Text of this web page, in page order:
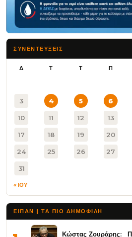
ΣΥΝΕΝΤΕΥΞΕΙΣ
Δ Τ Τ Π
3 4 5 6
10 11 12 13
17 18 19 20
24 25 26 27
31
« ΙΟΥ
ΕΙΠΑΝ | ΤΑ ΠΙΟ ΔΗΜΟΦΙΛΉ
Κώστας Ζουράρης: